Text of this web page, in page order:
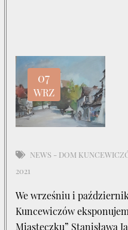
07
WRZ
NEWS - DOM
2021
We wrześniu i
Kuncewiczów
Miasteczku” Stanisława